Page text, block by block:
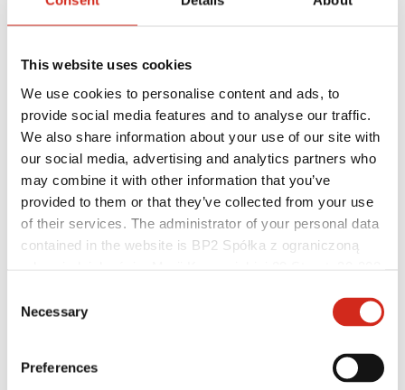
This website uses cookies
We use cookies to personalise content and ads, to
provide social media features and to analyse our traffic.
We also share information about your use of our site with
our social media, advertising and analytics partners who
may combine it with other information that you’ve
provided to them or that they’ve collected from your use
of their services. The administrator of your personal data
contained in the website is BP2 Spółka z ograniczoną
121387608.
Selection
Necessary
Preferences
Užitečné odkazy
Nátěry, barevnost a záruky
Registrace záruky
Realizace a inspirace
Soubory ke stažení
Kde koupit?
Najít zhotovitele
Knihovny BIM